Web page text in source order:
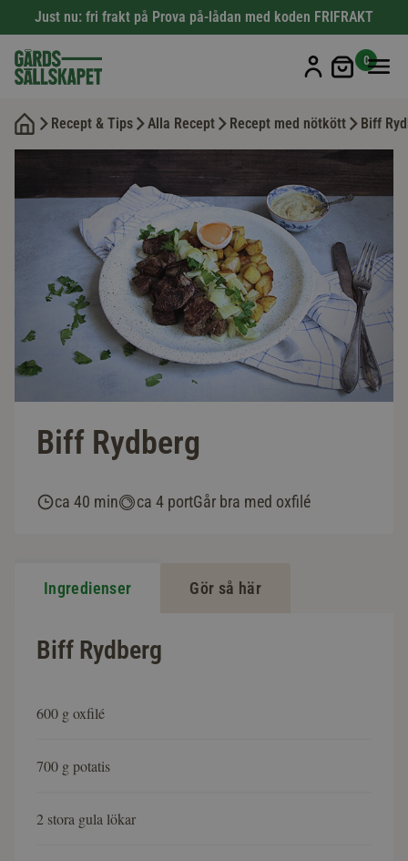
Just nu: fri frakt på Prova på-lådan med koden FRIFRAKT
Min
0
Recept & Tips Alla Recept Recept med nötkött Biff
Biff Rydberg
ca 40 min ca 4 portGår bra med oxfilé
Ingredienser Gör så här
Biff Rydberg
600 g oxfilé
700 g potatis
2 stora gula lökar